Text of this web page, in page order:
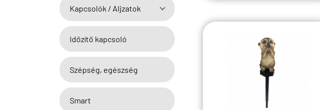
Kapcsolók / Aljzatok
Időzítő kapcsoló
Szépség, egészség
Smart